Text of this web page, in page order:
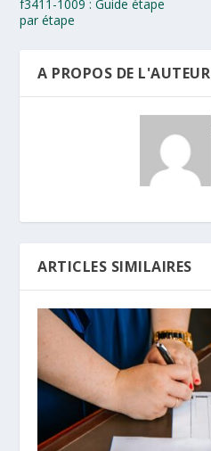
f3411-1009​ : Guide étape
par étape
A PROPOS DE L'AUTEUR
ARTICLES SIMILAIRES